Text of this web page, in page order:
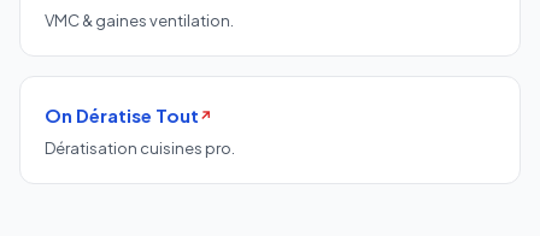
VMC & gaines ventilation.
On Dératise Tout ↗
Dératisation cuisines pro.